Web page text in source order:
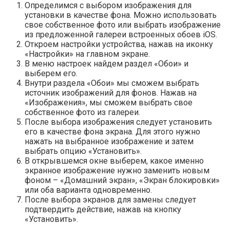
Определимся с выбором изображения для
установки в качестве фона. Можно использовать
свое собственное фото или выбрать изображение
из предложенной галереи встроенных обоев iOS.
Откроем настройки устройства, нажав на иконку
«Настройки» на главном экране.
В меню настроек найдем раздел «Обои» и
выберем его.
Внутри раздела «Обои» мы сможем выбрать
источник изображений для фонов. Нажав на
«Изображения», мы сможем выбрать свое
собственное фото из галереи.
После выбора изображения следует установить
его в качестве фона экрана. Для этого нужно
нажать на выбранное изображение и затем
выбрать опцию «Установить».
В открывшемся окне выберем, какое именно
экранное изображение нужно заменить новым
фоном – «Домашний экран», «Экран блокировки»
или оба варианта одновременно.
После выбора экранов для замены следует
подтвердить действие, нажав на кнопку
«Установить».